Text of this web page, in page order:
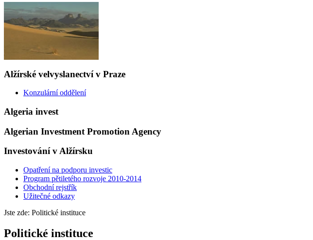
Alžírské velvyslanectví v Praze
Konzulární oddělení
Algeria invest
Algerian Investment Promotion Agency
Investování v Alžírsku
Opatření na podporu investic
Program pětiletého rozvoje 2010-2014
Obchodní rejstřík
Užitečné odkazy
Jste zde: Politické instituce
Politické instituce